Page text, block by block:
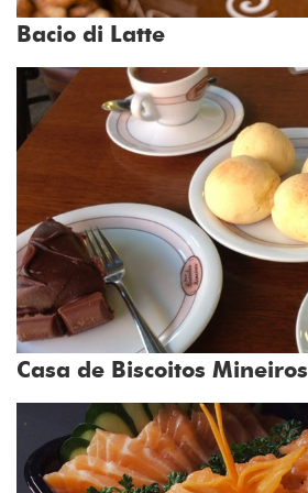
Bacio di Latte
Casa de Biscoitos Mineiros